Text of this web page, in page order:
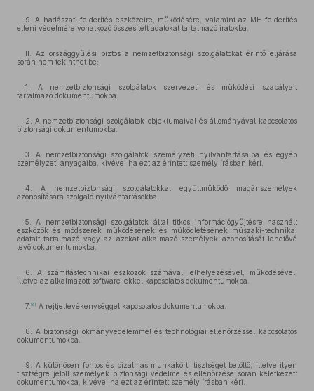
9. A hadászati felderítés eszközeire, működésére, valamint az MH felderítés
elleni védelmére vonatkozó összesített adatokat tartalmazó iratokba.
II. Az országgyűlési biztos a nemzetbiztonsági szolgálatokat érintő eljárása
során nem tekinthet be:
1. A nemzetbiztonsági szolgálatok szervezeti és működési szabályait
tartalmazó dokumentumokba.
2. A nemzetbiztonsági szolgálatok objektumaival és állományával kapcsolatos
biztonsági dokumentumokba.
3. A nemzetbiztonsági szolgálatok személyzeti nyilvántartásaiba és egyéb
személyzeti anyagaiba, kivéve, ha ezt az érintett személy írásban kéri.
4. A nemzetbiztonsági szolgálatokkal együttműködő magánszemélyek
azonosítására szolgáló nyilvántartásokba.
5. A nemzetbiztonsági szolgálatok által titkos információgyűjtésre használt
eszközök és módszerek működésének és működtetésének műszaki-technikai
adatait tartalmazó vagy az azokat alkalmazó személyek azonosítását lehetővé
tevő dokumentumokba.
6. A számítástechnikai eszközök számával, elhelyezésével, működésével,
illetve az alkalmazott software-ekkel kapcsolatos dokumentumokba.
7. 81 A rejtjeltevékenységgel kapcsolatos dokumentumokba.
8. A biztonsági okmányvédelemmel és technológiai ellenőrzéssel kapcsolatos
dokumentumokba.
9. A különösen fontos és bizalmas munkakört, tisztséget betöltő, illetve ilyen
tisztségre jelölt személyek biztonsági védelme és ellenőrzése során keletkezett
dokumentumokba, kivéve, ha ezt az érintett személy írásban kéri.